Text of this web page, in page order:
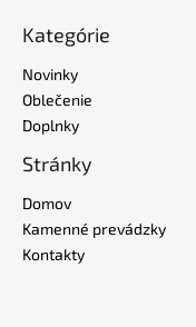
Kategórie
Novinky
Oblečenie
Doplnky
Stránky
Domov
Kamenné prevádzky
Kontakty